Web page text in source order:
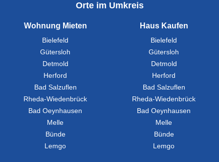
Orte im Umkreis
Wohnung Mieten
Bielefeld
Gütersloh
Detmold
Herford
Bad Salzuflen
Rheda-Wiedenbrück
Bad Oeynhausen
Melle
Bünde
Lemgo
Haus Kaufen
Bielefeld
Gütersloh
Detmold
Herford
Bad Salzuflen
Rheda-Wiedenbrück
Bad Oeynhausen
Melle
Bünde
Lemgo